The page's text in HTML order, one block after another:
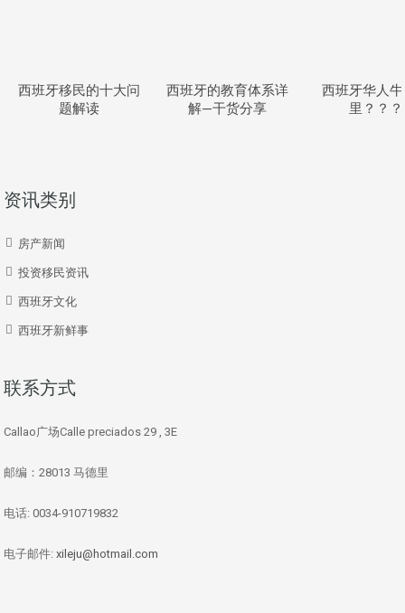
西班牙移民的十大问
题解读
西班牙的教育体系详
解—干货分享
西班牙华人
里？？？
资讯类别
房产新闻
投资移民资讯
西班牙文化
西班牙新鲜事
联系方式
Callao广场Calle preciados 29 , 3E
邮编：28013 马德里
电话: 0034-910719832
电子邮件: xileju@hotmail.com